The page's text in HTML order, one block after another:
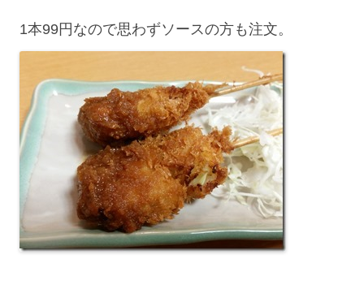
1本99円なので思わずソースの方も注文。